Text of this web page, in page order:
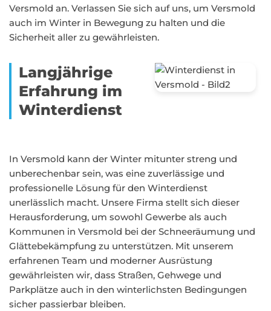
Versmold an. Verlassen Sie sich auf uns, um Versmold
auch im Winter in Bewegung zu halten und die
Sicherheit aller zu gewährleisten.
Langjährige
Erfahrung im
Winterdienst
In Versmold kann der Winter mitunter streng und
unberechenbar sein, was eine zuverlässige und
professionelle Lösung für den Winterdienst
unerlässlich macht. Unsere Firma stellt sich dieser
Herausforderung, um sowohl Gewerbe als auch
Kommunen in Versmold bei der Schneeräumung und
Glättebekämpfung zu unterstützen. Mit unserem
erfahrenen Team und moderner Ausrüstung
gewährleisten wir, dass Straßen, Gehwege und
Parkplätze auch in den winterlichsten Bedingungen
sicher passierbar bleiben.